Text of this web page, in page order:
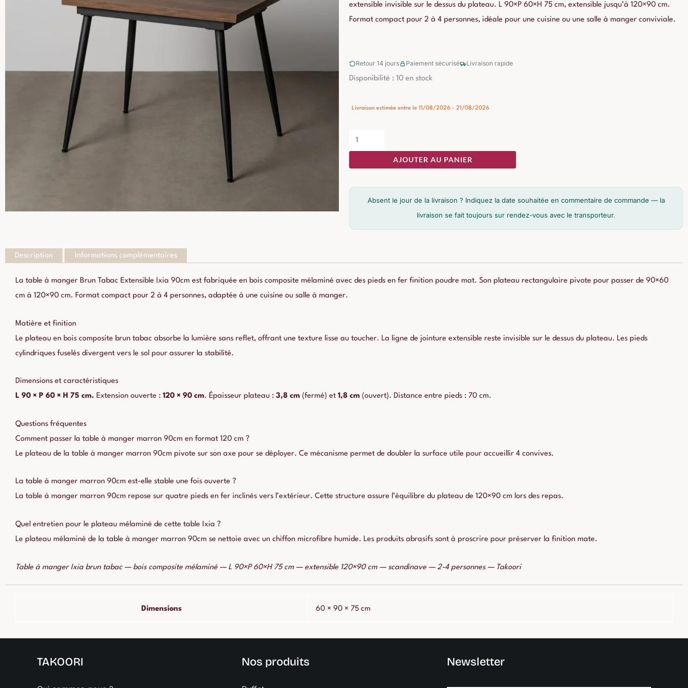
extensible invisible sur le dessus du plateau. L 90×P 60×H 75 cm, extensible jusqu’à 120×90 cm.
Format compact pour 2 à 4 personnes, idéale pour une cuisine ou une salle à manger conviviale.
Retour 14 jours Paiement sécurisé
Livraison rapide
Disponibilité : 10 en stock
Livraison estimée entre le 11/08/2026 - 21/08/2026
quantité
Table
Manger
Marron
Extensible
AJOUTER AU PANIER
Absent le jour de la livraison ? Indiquez la date souhaitée en commentaire de commande — la
livraison se fait toujours sur rendez-vous avec le transporteur.
Description Informations complémentaires
La table à manger Brun Tabac Extensible Ixia 90cm est fabriquée en bois composite mélaminé avec des pieds en fer finition poudre mat. Son plateau rectangulaire pivote pour passer de 90×60
cm à 120×90 cm. Format compact pour 2 à 4 personnes, adaptée à une cuisine ou salle à manger.
Matière et finition
Le plateau en bois composite brun tabac absorbe la lumière sans reflet, offrant une texture lisse au toucher. La ligne de jointure extensible reste invisible sur le dessus du plateau. Les pieds
cylindriques fuselés divergent vers le sol pour assurer la stabilité.
Dimensions et caractéristiques
L 90 × P 60 × H 75 cm. Extension ouverte : 120 × 90 cm. Épaisseur plateau : 3,8 cm (fermé) et 1,8 cm (ouvert). Distance entre pieds : 70 cm.
Questions fréquentes
Comment passer la table à manger marron 90cm en format 120 cm ?
Le plateau de la table à manger marron 90cm pivote sur son axe pour se déployer. Ce mécanisme permet de doubler la surface utile pour accueillir 4 convives.
La table à manger marron 90cm est-elle stable une fois ouverte ?
La table à manger marron 90cm repose sur quatre pieds en fer inclinés vers l’extérieur. Cette structure assure l’équilibre du plateau de 120×90 cm lors des repas.
Quel entretien pour le plateau mélaminé de cette table Ixia ?
Le plateau mélaminé de la table à manger marron 90cm se nettoie avec un chiffon microfibre humide. Les produits abrasifs sont à proscrire pour préserver la finition mate.
Table à manger Ixia brun tabac — bois composite mélaminé — L 90×P 60×H 75 cm — extensible 120×90 cm — scandinave — 2-4 personnes — Takoori
Dimensions 60 × 90 × 75 cm
TAKOORI Nos produits Newsletter